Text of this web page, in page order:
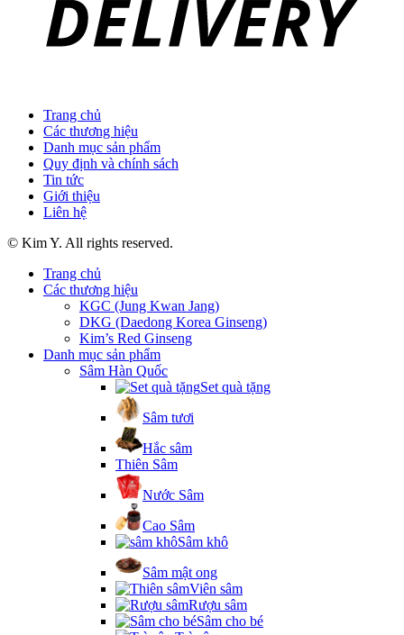
Trang chủ
Các thương hiệu
Danh mục sản phẩm
Quy định và chính sách
Tin tức
Giới thiệu
Liên hệ
© Kim Y. All rights reserved.
Trang chủ
Các thương hiệu
KGC (Jung Kwan Jang)
DKG (Daedong Korea Ginseng)
Kim’s Red Ginseng
Danh mục sản phẩm
Sâm Hàn Quốc
Set quà tặng
Sâm tươi
Hắc sâm
Thiên Sâm
Nước Sâm
Cao Sâm
Sâm khô
Sâm mật ong
Viên sâm
Rượu sâm
Sâm cho bé